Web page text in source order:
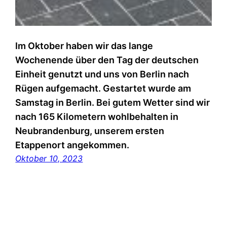
Im Oktober haben wir das lange
Wochenende über den Tag der deutschen
Einheit genutzt und uns von Berlin nach
Rügen aufgemacht. Gestartet wurde am
Samstag in Berlin. Bei gutem Wetter sind wir
nach 165 Kilometern wohlbehalten in
Neubrandenburg, unserem ersten
Etappenort angekommen.
Oktober 10, 2023